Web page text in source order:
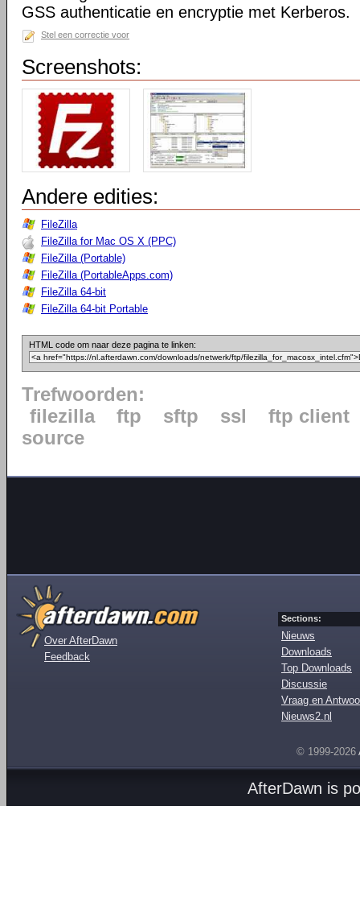
GSS authenticatie en encryptie met Kerberos.
Stel een correctie voor
Screenshots:
Andere edities:
FileZilla
FileZilla for Mac OS X (PPC)
FileZilla (Portable)
FileZilla (PortableApps.com)
FileZilla 64-bit
FileZilla 64-bit Portable
HTML code om naar deze pagina te linken:
Trefwoorden:
filezilla
ftp sftp ssl
ftp client
source
Over AfterDawn
Feedback
Sections:
Nieuws
Downloads
Top Downloads
Discussie
Vraag en
Nieuws2.nl
© 1999-2026
AfterDawn is